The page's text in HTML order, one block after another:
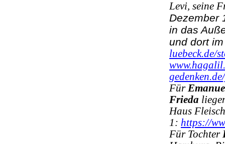
Levi, seine
Dezember
in das
und dort
luebeck.de/
Für
Frieda
Haus
1: https://
Für Tochter